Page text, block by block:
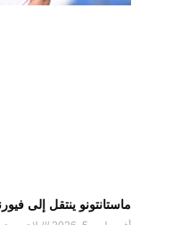
ماستانتونو ينتقل إلى